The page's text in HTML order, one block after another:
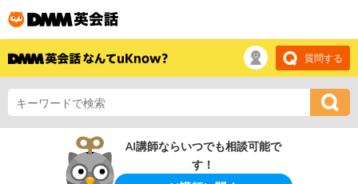
質問する
AI講師ならいつでも相談可能で
す！